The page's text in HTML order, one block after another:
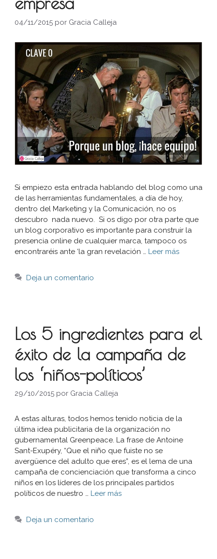
04/11/2015 por Gracia Calleja
Si empiezo esta entrada hablando del blog como una
de las herramientas fundamentales, a día de hoy,
dentro del Marketing y la Comunicación, no os
descubro nada nuevo. Si os digo por otra parte que
un blog corporativo es importante para construir la
presencia online de cualquier marca, tampoco os
encontraréis ante ‘la gran revelación … Leer más
Deja un comentario
Los 5 ingredientes para el
éxito de la campaña de
los ‘niños-políticos’
29/10/2015 por Gracia Calleja
A estas alturas, todos hemos tenido noticia de la
última idea publicitaria de la organización no
gubernamental Greenpeace. La frase de Antoine
Sant-Exupéry, “Que el niño que fuiste no se
avergüence del adulto que eres”, es el lema de una
campaña de concienciación que transforma a cinco
niños en los líderes de los principales partidos
políticos de nuestro … Leer más
Deja un comentario